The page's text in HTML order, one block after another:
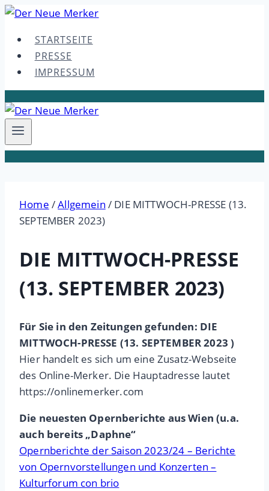
Skip
contentSTARTSEITE
PRESSE
IMPRESSUM
Home /Allgemein / DIE MITTWOCH-PRESSE (13.
SEPTEMBER 2023)
DIE MITTWOCH-PRESSE
(13. SEPTEMBER 2023)
Für Sie in den Zeitungen gefunden: DIE
MITTWOCH-PRESSE (13. SEPTEMBER 2023 )
Hier handelt es sich um eine Zusatz-Webseite
des Online-Merker. Die Hauptadresse lautet
https://onlinemerker.com
Die neuesten Opernberichte aus Wien (u.a.
auch bereits „Daphne“
Opernberichte der Saison 2023/24 – Berichte
von Opernvorstellungen und Konzerten –
Kulturforum con brio